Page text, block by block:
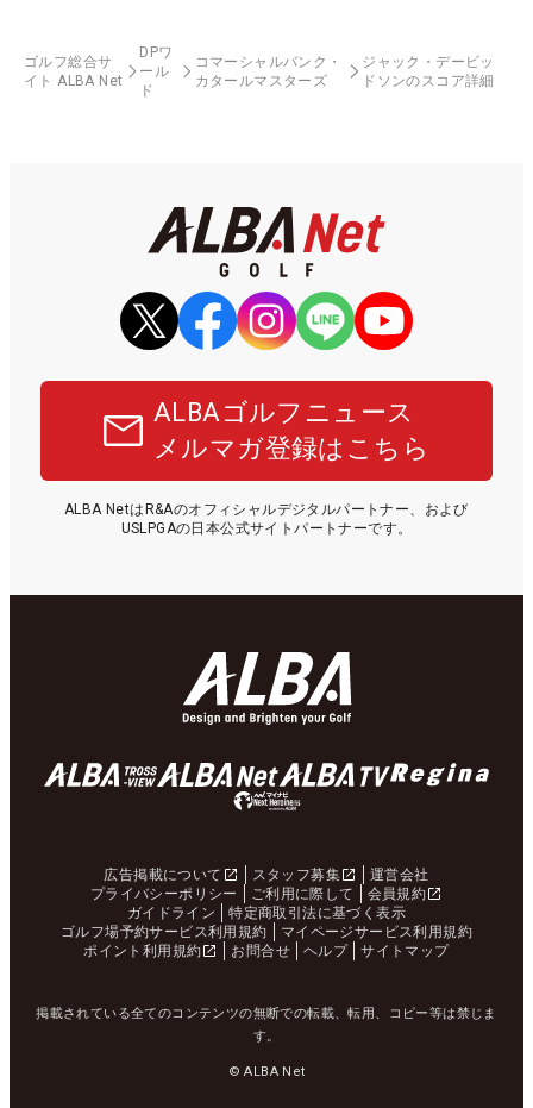
ゴルフ総合サ
イト ALBA Net
DPワ
ール
ド
コマーシャルバンク・
カタールマスターズ
ジャック・デービッ
ドソンのスコア詳細
ALBAゴルフニュース
メルマガ登録はこちら
ALBA NetはR&Aのオフィシャルデジタルパートナー、および
USLPGAの日本公式サイトパートナーです。
広告掲載について スタッフ募集
運営会社
プライバシーポリシー
ご利用に際して
会員規約
ガイドライン
特定商取引法に基づく表示
ゴルフ場予約サービス利用規約
マイページサービス利用規約
ポイント利用規約
お問合せ ヘルプ サイトマップ
掲載されている全てのコンテンツの無断での転載、転用、コピー等は禁じま
す。
© ALBA Net